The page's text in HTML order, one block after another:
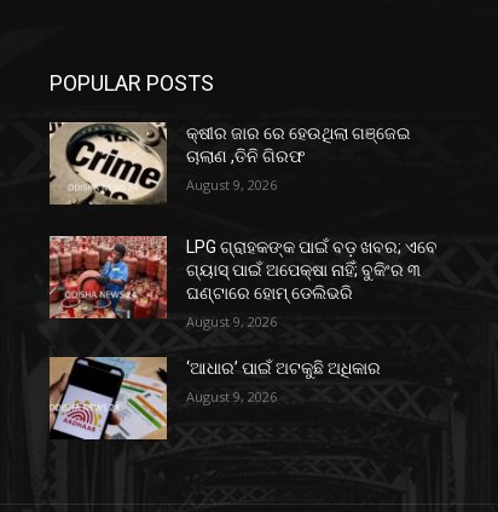
POPULAR POSTS
କ୍ଷୀର ଜାର ରେ ହେଉଥିଲା ଗଞ୍ଜେଇ
ଚାଲାଣ ,ତିନି ଗିରଫ
August 9, 2026
LPG ଗ୍ରାହକଙ୍କ ପାଇଁ ବଡ଼ ଖବର; ଏବେ
ଗ୍ୟାସ୍‌ ପାଇଁ ଅପେକ୍ଷା ନାହିଁ; ବୁକିଂର ୩
ଘଣ୍ଟାରେ ହୋମ୍‌ ଡେଲିଭରି
August 9, 2026
‘ଆଧାର’ ପାଇଁ ଅଟକୁଛି ଅଧିକାର
August 9, 2026